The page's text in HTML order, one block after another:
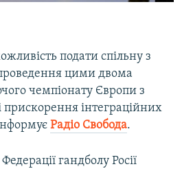
подати спільну з
цими двома
чемпіонату Європи з
прискорення інтеграційних
Радіо Свобода.
гандболу Росії